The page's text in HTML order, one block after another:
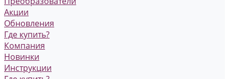
Акции
Обновления
Где купить?
Компания
Новинки
Инструкции